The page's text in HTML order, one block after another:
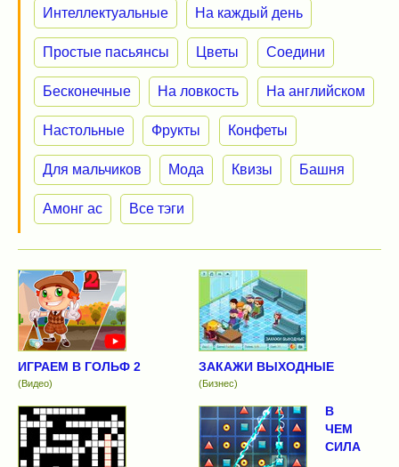
Интеллектуальные На каждый день
Простые пасьянсы Цветы Соедини
Бесконечные На ловкость На английском
Настольные Фрукты Конфеты
Для мальчиков Мода Квизы Башня
Амонг ас Все тэги
ИГРАЕМ В ГОЛЬФ 2
(Видео)
ЗАКАЖИ ВЫХОДНЫЕ
(Бизнес)
В
ЧЕМ
СИЛА